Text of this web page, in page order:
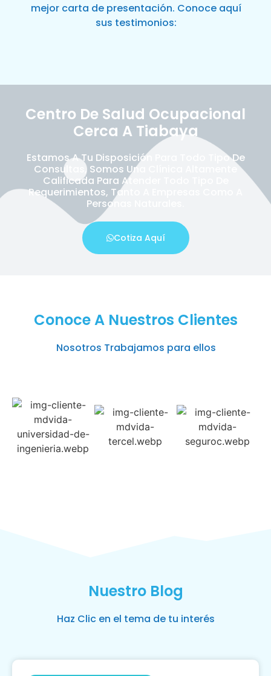
mejor carta de presentación. Conoce aquí
sus testimonios:
Centro De Salud Ocupacional
Cerca A Tiabaya
Estamos A Tu Disposición Para Todo Tipo De
Consultas, Somos Una Clínica Altamente
Calificada Para Atender Todo Tipo De
Requerimientos, Tanto A Empresas Como A
Personas Naturales.
Cotiza Aquí
Conoce A Nuestros Clientes
Nosotros Trabajamos para ellos
Nuestro Blog
Haz Clic en el tema de tu interés